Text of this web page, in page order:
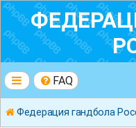
FAQ
Федерация гандбола